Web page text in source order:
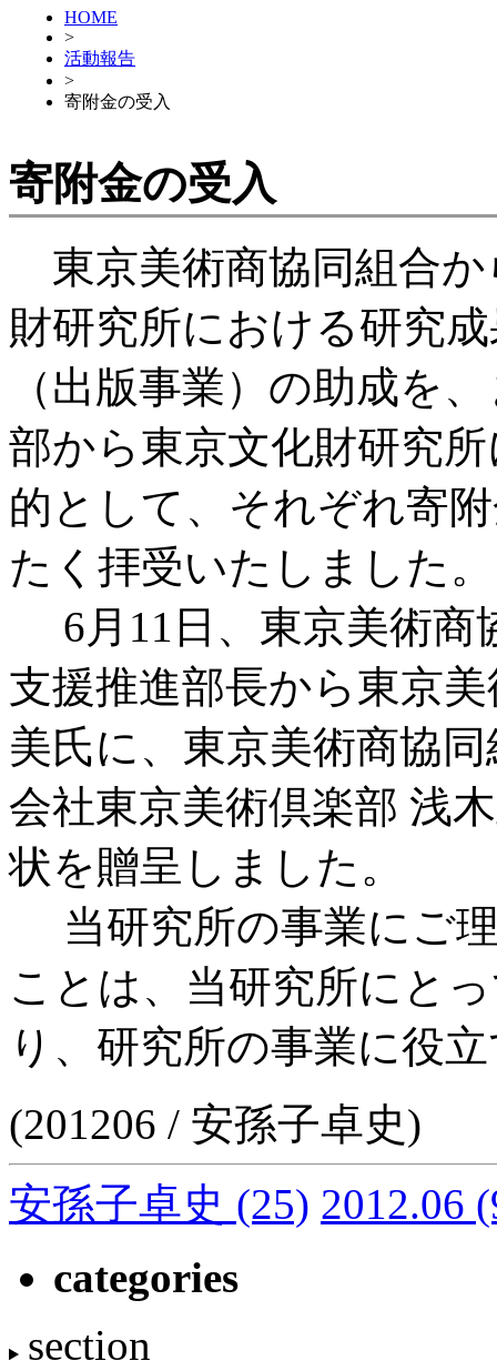
HOME
>
活動報告
>
寄附金の受入
寄附金の受入
東京美術商協同組合か
財研究所における研究
（出版事業）の助成を
部から東京文化財研究
的として、それぞれ寄
たく拝受いたしました。
6月11日、東京美術商
支援推進部長から東京
美氏に、東京美術商協
会社東京美術倶楽部 浅
状を贈呈しました。
当研究所の事業にご
ことは、当研究所にと
り、研究所の事業に役
(201206 / 安孫子卓史)
安孫子卓史 (25) 2012.06
categories
section